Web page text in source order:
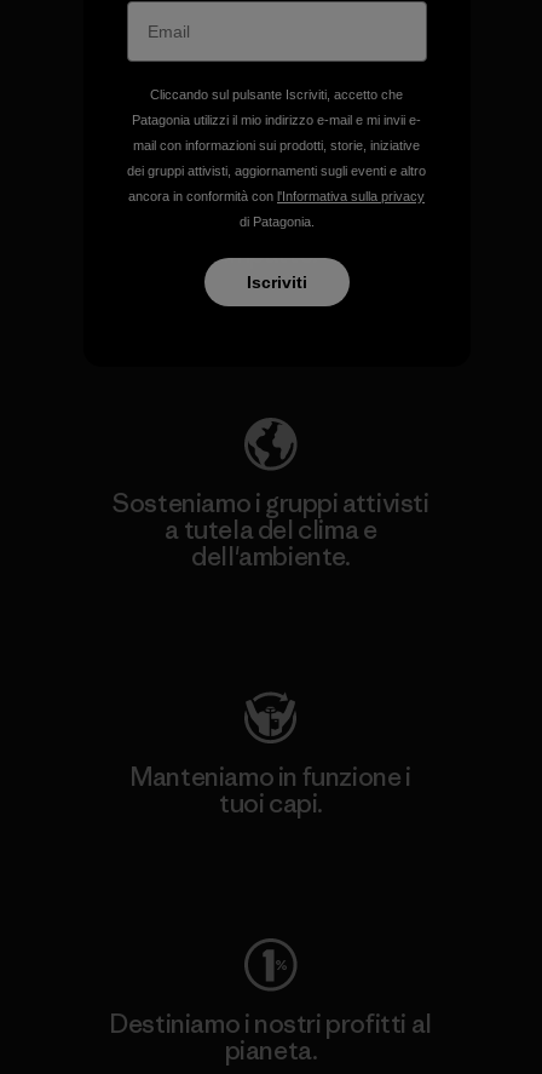
Ci assumiamo la
responsabilità del nostro
impatto.
Sosteniamo i gruppi attivisti
a tutela del clima e
dell'ambiente.
Manteniamo in funzione i
tuoi capi.
Destiniamo i nostri profitti al
pianeta.
Cliccando sul pulsante Iscriviti, accetto che
Patagonia utilizzi il mio indirizzo e-mail e mi invii e-
mail con informazioni sui prodotti, storie, iniziative
dei gruppi attivisti, aggiornamenti sugli eventi e altro
ancora in conformità con l'Informativa sulla privacy
di Patagonia.
Iscriviti